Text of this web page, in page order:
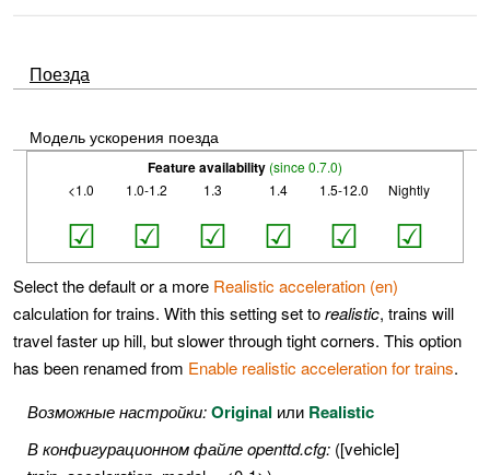
Поезда
Модель ускорения поезда
Feature availability (since 0.7.0)
<1.0
☑
1.0-1.2
☑
1.3
☑
1.4
☑
1.5-12.0
☑
Nightly
☑
Select the default or a more Realistic acceleration (en)
calculation for trains. With this setting set torealistic, trains will
travel faster up hill, but slower through tight corners. This option
has been renamed from Enable realistic acceleration for trains.
Возможные настройки:Original или Realistic
В конфигурационном файле openttd.cfg: ([vehicle]